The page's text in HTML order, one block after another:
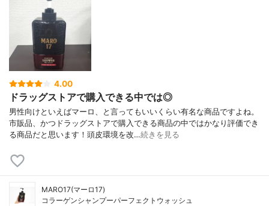
4.00
ドラッグストアで購入できる中では◎
男性向けといえばマーロ、と言ってもいいくらい有名な商品ですよね。
市販品、かつドラッグストアで購入できる商品の中ではかなり評価でき
る商品だと思います！頭皮環境を改…続きを見る
MARO17(マーロ17)
コラーゲンシャンプーパーフェクトウォッシュ